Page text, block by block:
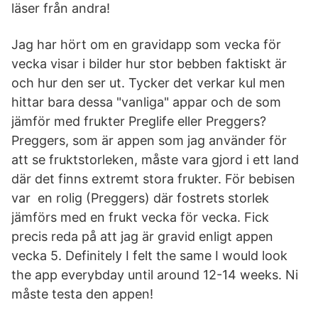
läser från andra!
Jag har hört om en gravidapp som vecka för
vecka visar i bilder hur stor bebben faktiskt är
och hur den ser ut. Tycker det verkar kul men
hittar bara dessa "vanliga" appar och de som
jämför med frukter Preglife eller Preggers?
Preggers, som är appen som jag använder för
att se fruktstorleken, måste vara gjord i ett land
där det finns extremt stora frukter. För bebisen
var en rolig (Preggers) där fostrets storlek
jämförs med en frukt vecka för vecka. Fick
precis reda på att jag är gravid enligt appen
vecka 5. Definitely I felt the same I would look
the app everybday until around 12-14 weeks. Ni
måste testa den appen!